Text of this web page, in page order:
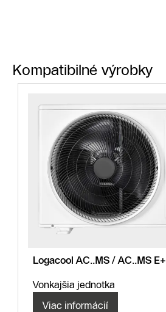
Kompatibilné výrobky
Logacool AC..MS / AC..MS E+
Vonkajšia jednotka
Viac informácií